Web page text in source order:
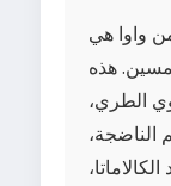
واوا هي
هذه
الطري،